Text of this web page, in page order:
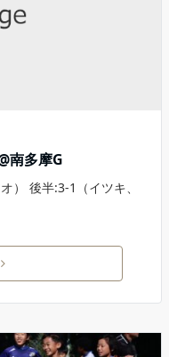
南多摩G
後半:3-1（イツキ、